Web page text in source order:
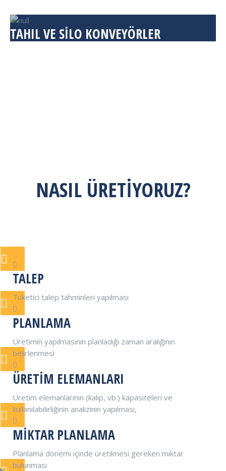
TAHIL VE SİLO KONVEYÖRLER
NASIL ÜRETİYORUZ?
TALEP
Tüketici talep tahminleri yapılması
PLANLAMA
Üretimin yapılmasının planladığı zaman aralığının
belirlenmesi
ÜRETIM ELEMANLARI
Üretim elemanlarının (kalıp, vb.) kapasiteleri ve
kullanılabilirliğinin analizinin yapılması,
MIKTAR PLANLAMA
Planlama dönemi içinde üretilmesi gereken miktar
bulunması